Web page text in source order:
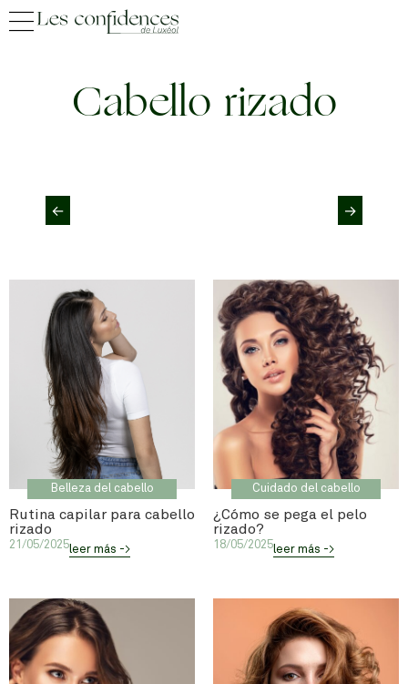
Cabello rizado
← →
Belleza del cabello
Rutina capilar para cabello
rizado
21/05/2025leer más ->
Cuidado del cabello
¿Cómo se pega el pelo
rizado?
18/05/2025leer más ->